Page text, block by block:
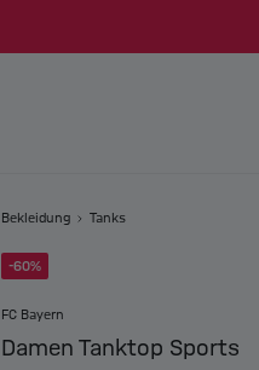
Bekleidung Tanks
-60%
FC Bayern
Damen Tanktop Sports